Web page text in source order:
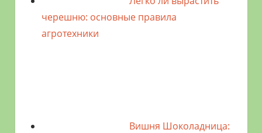
черешню: основные правила
агротехники
Вишня Шоколадница: